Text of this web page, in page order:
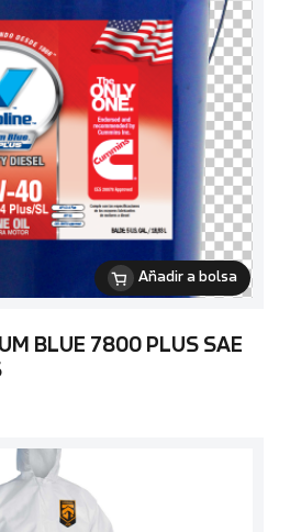
Añadir a bolsa
BLUE 7800 PLUS SAE